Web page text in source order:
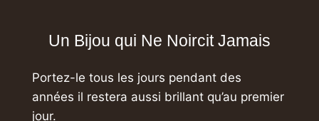
Un Bijou qui Ne Noircit Jamais
Portez-le tous les jours pendant des
années il restera aussi brillant qu’au premier
jour.